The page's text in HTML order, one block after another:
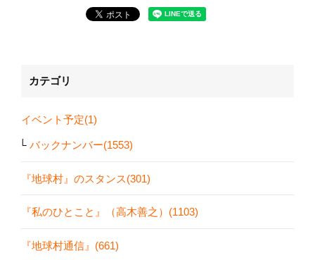
カテゴリ
イベント予定(1)
バックナンバー(1553)
『地球村』のスタンス(301)
『私のひとこと』（高木善之）(1103)
『地球村通信』(661)